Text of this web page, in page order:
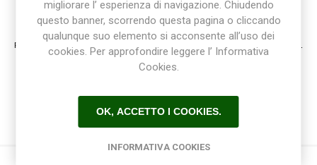
Registrazione / Login
Registrati e accedi al sito per ottenere l'esperienza migliore e ottenere tutti i vantaggi.
migliorare l’ esperienza di navigazione. Chiudendo
questo banner, scorrendo questa pagina o cliccando
qualunque suo elemento si acconsente all’uso dei
cookies. Per approfondire leggere l’ Informativa
Cookies.
OK, ACCETTO I COOKIES.
INFORMATIVA COOKIES